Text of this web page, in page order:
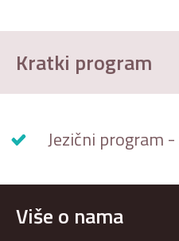
Kratki program
Jezični program
Više o nama